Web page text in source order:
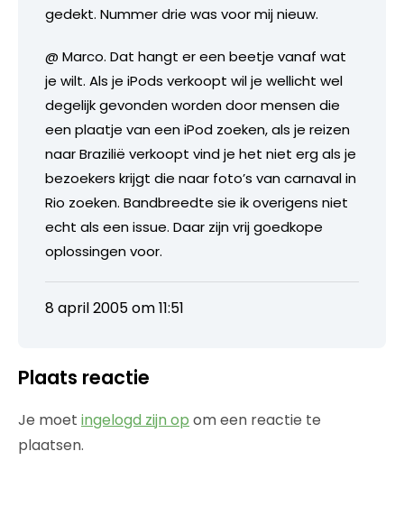
gedekt. Nummer drie was voor mij nieuw.
@ Marco. Dat hangt er een beetje vanaf wat
je wilt. Als je iPods verkoopt wil je wellicht wel
degelijk gevonden worden door mensen die
een plaatje van een iPod zoeken, als je reizen
naar Brazilië verkoopt vind je het niet erg als je
bezoekers krijgt die naar foto’s van carnaval in
Rio zoeken. Bandbreedte sie ik overigens niet
echt als een issue. Daar zijn vrij goedkope
oplossingen voor.
8 april 2005 om 11:51
Plaats reactie
Je moet ingelogd zijn op om een reactie te
plaatsen.